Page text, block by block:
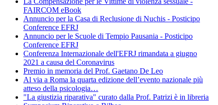
FAIRCOM eBook
Annuncio per la Casa di Reclusione di Nuchis - Posticipo
Conference EFRJ
Annuncio per le Scuole di Tempio Pausania - Posticipo
Conference EFRJ
Conferenza Internazionale dell'EFRJ rimandata a giugno
2021 a causa del Coronavirus
Premio in memoria del Prof. Gaetano De Leo
Al via a Roma la quarta edizione dell’evento nazionale più
atteso della psicologia…
"La giustizia riparativa" curato dalla Prof. Patrizi è in libreria